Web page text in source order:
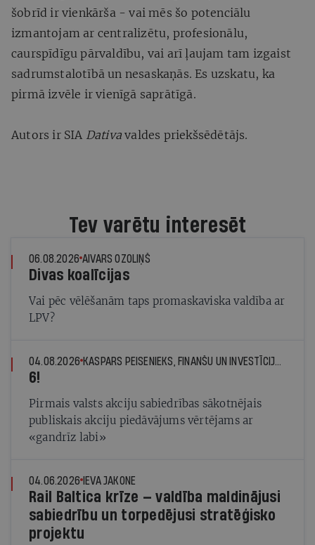
šobrīd ir vienkārša - vai mēs šo potenciālu
izmantojam ar centralizētu, profesionālu,
caurspīdīgu pārvaldību, vai arī ļaujam tam izgaist
sadrumstalotībā un nesaskaņās. Es uzskatu, ka
pirmā izvēle ir vienīgā saprātīgā.
Autors ir SIA Dativavaldes priekšsēdētājs.
Tev varētu interesēt
06.08.2026 AIVARS OZOLIŅŠ
Divas koalīcijas
Vai pēc vēlēšanām taps promaskaviska valdība ar
LPV?
04.08.2026 KASPARS PEISENIEKS, FINANŠU UN INVESTĪCIJU EKSPERTS
6!
Pirmais valsts akciju sabiedrības sākotnējais
publiskais akciju piedāvājums vērtējams ar
«gandrīz labi»
04.06.2026 IEVA JAKONE
Rail Baltica krīze — valdība maldinājusi
sabiedrību un torpedējusi stratēģisko
projektu